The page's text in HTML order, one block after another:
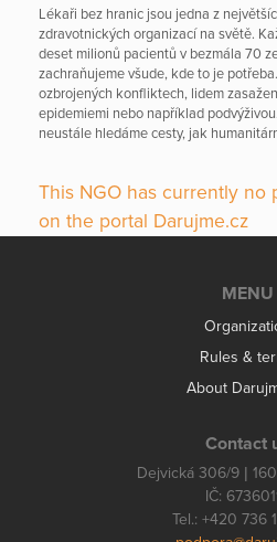
Lékaři bez hranic jsou jedna z
zdravotnických organizací na světě.
deset milionů pacientů v bezmála 70
zachraňujeme všude, kde to je
ozbrojených konfliktech, lidem
epidemiemi nebo například
neustále hledáme cesty, jak
This NGO has currently no
on the portal Darujme.cz
MENU
Rules &
About
Contact
Dejvická 306/9 |
IČ:
Tel.: +420 736